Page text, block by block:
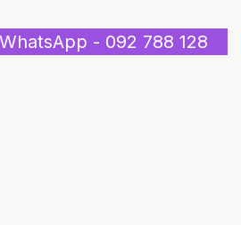
- 092 788 128